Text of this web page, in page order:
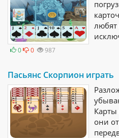
0 0 987
любят
Пасьянс Скорпион играть
Карты
они